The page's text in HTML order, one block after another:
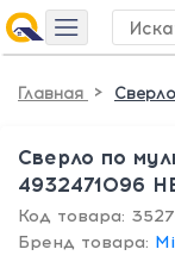
Главная >
Сверло по
4932471096
Код товара:
Бренд товара: